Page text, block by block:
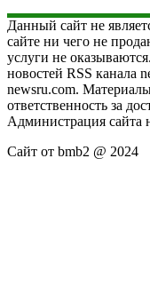
Данный сайт не
сайте ни чего не
услуги не
новостей RSS канала
newsru.com.
ответственность за
Администрация сайта
Сайт от bmb2 @ 2024